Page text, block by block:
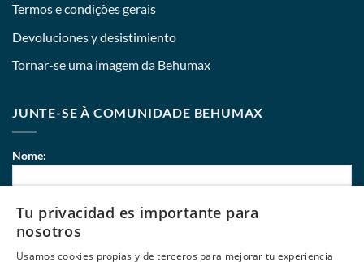
Termos e condições gerais
Devoluciones y desistimiento
Tornar-se uma imagem da Behumax
JUNTE-SE À COMUNIDADE BEHUMAX
Nome:
Correio eletrónico:
Tu privacidad es importante para
nosotros
Usamos cookies propias y de terceros para mejorar tu experiencia